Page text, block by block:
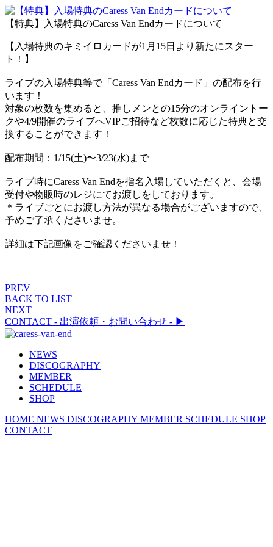
【特典】入場特典のCaress Van Endカードについて
【入場特典のキミイロカードが1月15日より新たにスター
ト！】
ライブの入場特典等で「Caress Van Endカード」の配布を行
います！
対象の枚数を集めると、推しメンとの15分のオンライントー
クや4/9開催のライブへVIPご招待など枚数に応じた特典と交
換することができます！
配布期間：1/15(土)〜3/23(水)まで
ライブ時にCaress Van Endを指名入場していただくと、会場
受付や物販時のレジにてお渡しをしております。
＊ライブごとにお渡し方法が異なる場合がございますので、
予めご了承くださいませ。
詳細は下記画像をご確認くださいませ！
PREV
BACK TO LIST
NEXT
CONTACT - 出演依頼・お問い合わせ - ▶︎
NEWS
DISCOGRAPHY
MEMBER
SCHEDULE
SHOP
HOME NEWS DISCOGRAPHY MEMBER SCHEDULE SHOP
CONTACT